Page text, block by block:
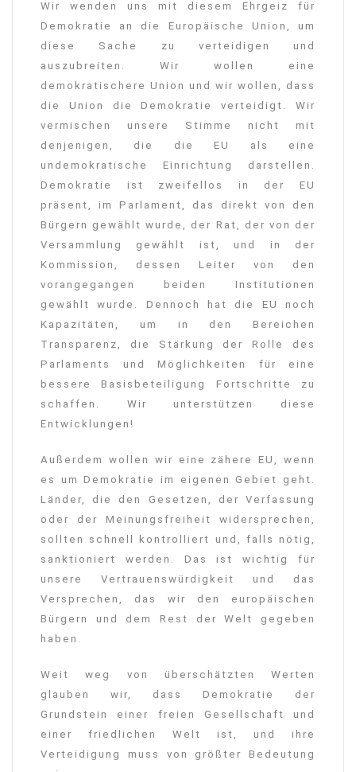
Wir wenden uns mit diesem Ehrgeiz für
Demokratie an die Europäische Union, um
diese Sache zu verteidigen und
auszubreiten. Wir wollen eine
demokratischere Union und wir wollen, dass
die Union die Demokratie verteidigt. Wir
vermischen unsere Stimme nicht mit
denjenigen, die die EU als eine
undemokratische Einrichtung darstellen.
Demokratie ist zweifellos in der EU
präsent, im Parlament, das direkt von den
Bürgern gewählt wurde, der Rat, der von der
Versammlung gewählt ist, und in der
Kommission, dessen Leiter von den
vorangegangen beiden Institutionen
gewählt wurde. Dennoch hat die EU noch
Kapazitäten, um in den Bereichen
Transparenz, die Stärkung der Rolle des
Parlaments und Möglichkeiten für eine
bessere Basisbeteiligung Fortschritte zu
schaffen. Wir unterstützen diese
Entwicklungen!
Außerdem wollen wir eine zähere EU, wenn
es um Demokratie im eigenen Gebiet geht.
Länder, die den Gesetzen, der Verfassung
oder der Meinungsfreiheit widersprechen,
sollten schnell kontrolliert und, falls nötig,
sanktioniert werden. Das ist wichtig für
unsere Vertrauenswürdigkeit und das
Versprechen, das wir den europäischen
Bürgern und dem Rest der Welt gegeben
haben.
Weit weg von überschätzten Werten
glauben wir, dass Demokratie der
Grundstein einer freien Gesellschaft und
einer friedlichen Welt ist, und ihre
Verteidigung muss von größter Bedeutung